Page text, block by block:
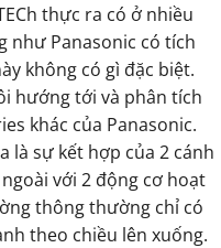
thực ra có ở nhiều
như Panasonic có tích
không có gì đặc biệt.
hướng tới và phân tích
khác của Panasonic.
là sự kết hợp của 2 cánh
với 2 động cơ hoạt
thông thường chỉ có
theo chiều lên xuống.